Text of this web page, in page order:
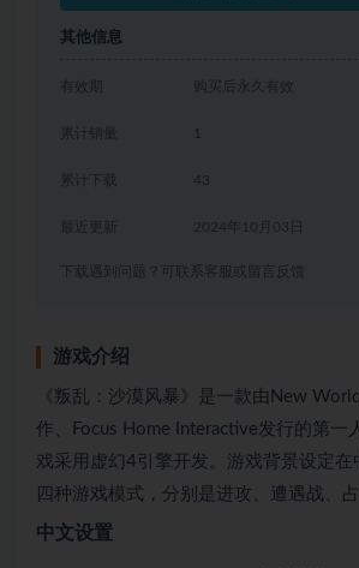
其他信息
有效期 购买后永久有效
累计销量 1
累计下载 43
2024年10月03日
下载遇到问题？可联系客服或留言反馈
游戏介绍
《叛乱：沙漠风暴》是一款由New
作、Focus Home Interactive发行的第一
戏采用虚幻4引擎开发。游戏背景设定在
四种游戏模式，分别是进攻、遭遇战、
中文设置